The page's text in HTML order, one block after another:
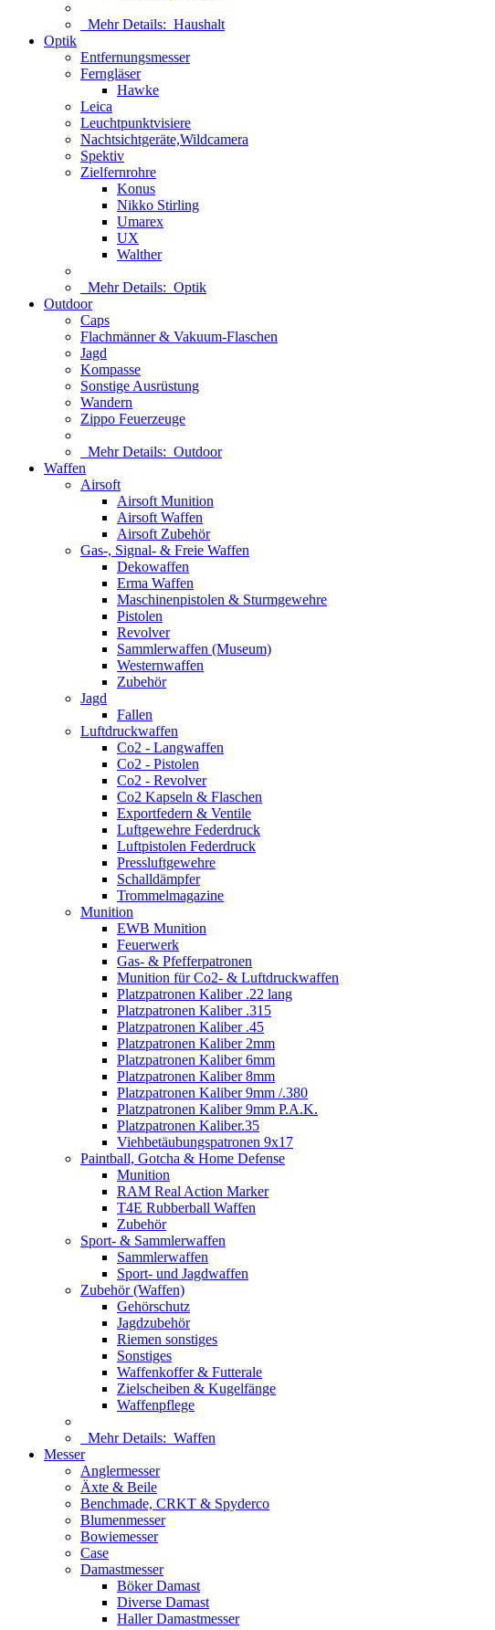
Mehr Details: Haushalt
Optik
Entfernungsmesser
Ferngläser
Hawke
Leica
Leuchtpunktvisiere
Nachtsichtgeräte,Wildcamera
Spektiv
Zielfernrohre
Konus
Nikko Stirling
Umarex
UX
Walther
Mehr Details: Optik
Outdoor
Caps
Flachmänner & Vakuum-Flaschen
Jagd
Kompasse
Sonstige Ausrüstung
Wandern
Zippo Feuerzeuge
Mehr Details: Outdoor
Waffen
Airsoft
Airsoft Munition
Airsoft Waffen
Airsoft Zubehör
Gas-, Signal- & Freie Waffen
Dekowaffen
Erma Waffen
Maschinenpistolen & Sturmgewehre
Pistolen
Revolver
Sammlerwaffen (Museum)
Westernwaffen
Zubehör
Jagd
Fallen
Luftdruckwaffen
Co2 - Langwaffen
Co2 - Pistolen
Co2 - Revolver
Co2 Kapseln & Flaschen
Exportfedern & Ventile
Luftgewehre Federdruck
Luftpistolen Federdruck
Pressluftgewehre
Schalldämpfer
Trommelmagazine
Munition
EWB Munition
Feuerwerk
Gas- & Pfefferpatronen
Munition für Co2- & Luftdruckwaffen
Platzpatronen Kaliber .22 lang
Platzpatronen Kaliber .315
Platzpatronen Kaliber .45
Platzpatronen Kaliber 2mm
Platzpatronen Kaliber 6mm
Platzpatronen Kaliber 8mm
Platzpatronen Kaliber 9mm /.380
Platzpatronen Kaliber 9mm P.A.K.
Platzpatronen Kaliber.35
Viehbetäubungspatronen 9x17
Paintball, Gotcha & Home Defense
Munition
RAM Real Action Marker
T4E Rubberball Waffen
Zubehör
Sport- & Sammlerwaffen
Sammlerwaffen
Sport- und Jagdwaffen
Zubehör (Waffen)
Gehörschutz
Jagdzubehör
Riemen sonstiges
Sonstiges
Waffenkoffer & Futterale
Zielscheiben & Kugelfänge
Waffenpflege
Mehr Details: Waffen
Messer
Anglermesser
Äxte & Beile
Benchmade, CRKT & Spyderco
Blumenmesser
Bowiemesser
Case
Damastmesser
Böker Damast
Diverse Damast
Haller Damastmesser